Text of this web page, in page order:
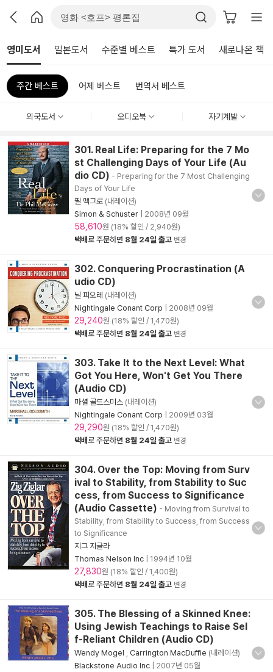
영미도서 일본도서 수준별 베스트 특가 도서 새로나온 책
주간 베스트 어제 베스트 번역서 베스트
외국도서 오디오북 자기계발
301. Real Life: Preparing for the 7 Mo
st Challenging Days of Your Life (Au
dio CD) - Preparing for the 7 Most Challenging
Days of Your Life
필 맥그로 (내레이션)
Simon & Schuster
2008년 09월
58,610원 (18% 할인 / 2,940원)
택배로 주문하면 8월 24일 출고 변경
302. Conquering Procrastination (A
udio CD)
닐 피오레 (내레이션)
Nightingale Conant Corp
2008년 09월
29,240원 (18% 할인 / 1,470원)
택배로 주문하면 8월 24일 출고 변경
303. Take It to the Next Level: What
Got You Here, Won't Get You There
(Audio CD)
마셜 골드스미스 (내레이션)
Nightingale Conant Corp
2009년 03월
29,290원 (18% 할인 / 1,470원)
택배로 주문하면 8월 24일 출고 변경
304. Over the Top: Moving from Surv
ival to Stability, from Stability to Suc
cess, from Success to Significance
(Audio Cassette) - Moving from Survival to
Stability, from Stability to Success, from Success
to Significance
지그 지글라
Thomas Nelson Inc
1994년 10월
27,830원 (18% 할인 / 1,400원)
택배로 주문하면 8월 24일 출고 변경
305. The Blessing of a Skinned Knee:
Using Jewish Teachings to Raise Sel
f-Reliant Children (Audio CD)
Wendy Mogel Carrington MacDuffie (내레이션)
Blackstone Audio Inc
2007년 05월